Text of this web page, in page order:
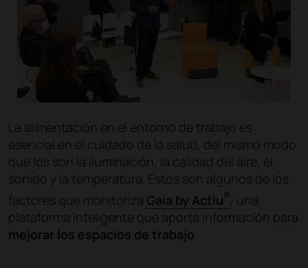
La alimentación en el entorno de trabajo es
esencial en el cuidado de la salud, del mismo modo
que los son la iluminación, la calidad del aire, el
sonido y la temperatura. Estos son algunos de los
factores que monitoriza Gaia by Actiu®, una
plataforma inteligente que aporta información para
mejorar los espacios de trabajo.